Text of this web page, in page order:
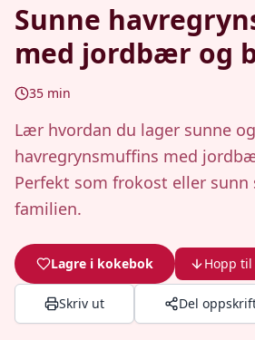
Sunne
med jordbær og
35 min
Lær hvordan du lager sunne
havregrynsmuffins med
Perfekt som frokost eller sunn
familien.
Lagre i kokebok Hopp
Skriv ut Del